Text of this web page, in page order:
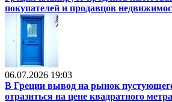
покупателей и продавцов
06.07.2026 19:03
В Греции вывод на рынок
отразиться на цене квадратного метра